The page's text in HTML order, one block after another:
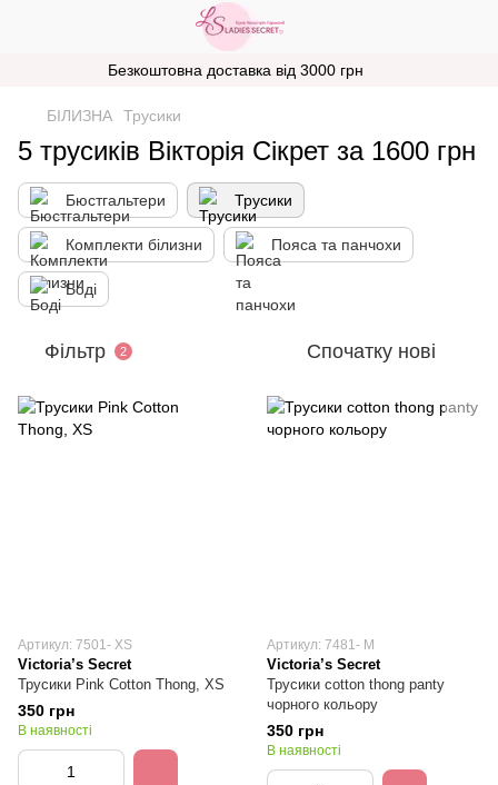
Безкоштовна доставка від 3000 грн
БІЛИЗНА Трусики
5 трусиків Вікторія Сікрет за 1600 грн
Бюстгальтери Трусики
Комплекти білизни Пояса та панчохи
Боді
Фільтр 2 Спочатку нові
Артикул: 7501- XS
Victoria’s Secret
Трусики Pink Cotton Thong, XS
350 грн
В наявності
Артикул: 7481- M
Victoria’s Secret
Трусики cotton thong panty
чорного кольору
350 грн
В наявності